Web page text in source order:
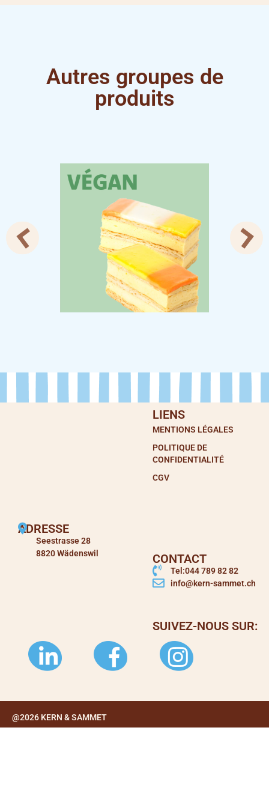
Autres groupes de
produits
LIENS
MENTIONS LÉGALES
POLITIQUE DE
CONFIDENTIALITÉ
CGV
ADRESSE
Seestrasse 28
8820 Wädenswil
CONTACT
Tel:044 789 82 82
info@kern-sammet.ch
SUIVEZ-NOUS SUR:
@2026 KERN & SAMMET